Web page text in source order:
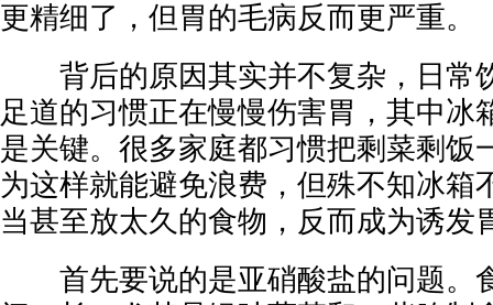
更精细了，但胃的毛病反而更严重。
背后的原因其实并不复杂，日常
足道的习惯正在慢慢伤害胃，其中冰
是关键。很多家庭都习惯把剩菜剩饭
为这样就能避免浪费，但殊不知冰箱
当甚至放太久的食物，反而成为诱发
首先要说的是亚硝酸盐的问题。